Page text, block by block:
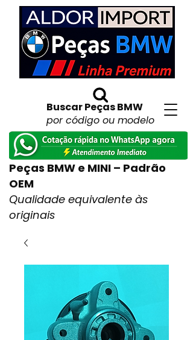
Buscar Peças BMW
por código ou modelo
Peças BMW e MINI – Padrão
OEM
Qualidade equivalente às
originais